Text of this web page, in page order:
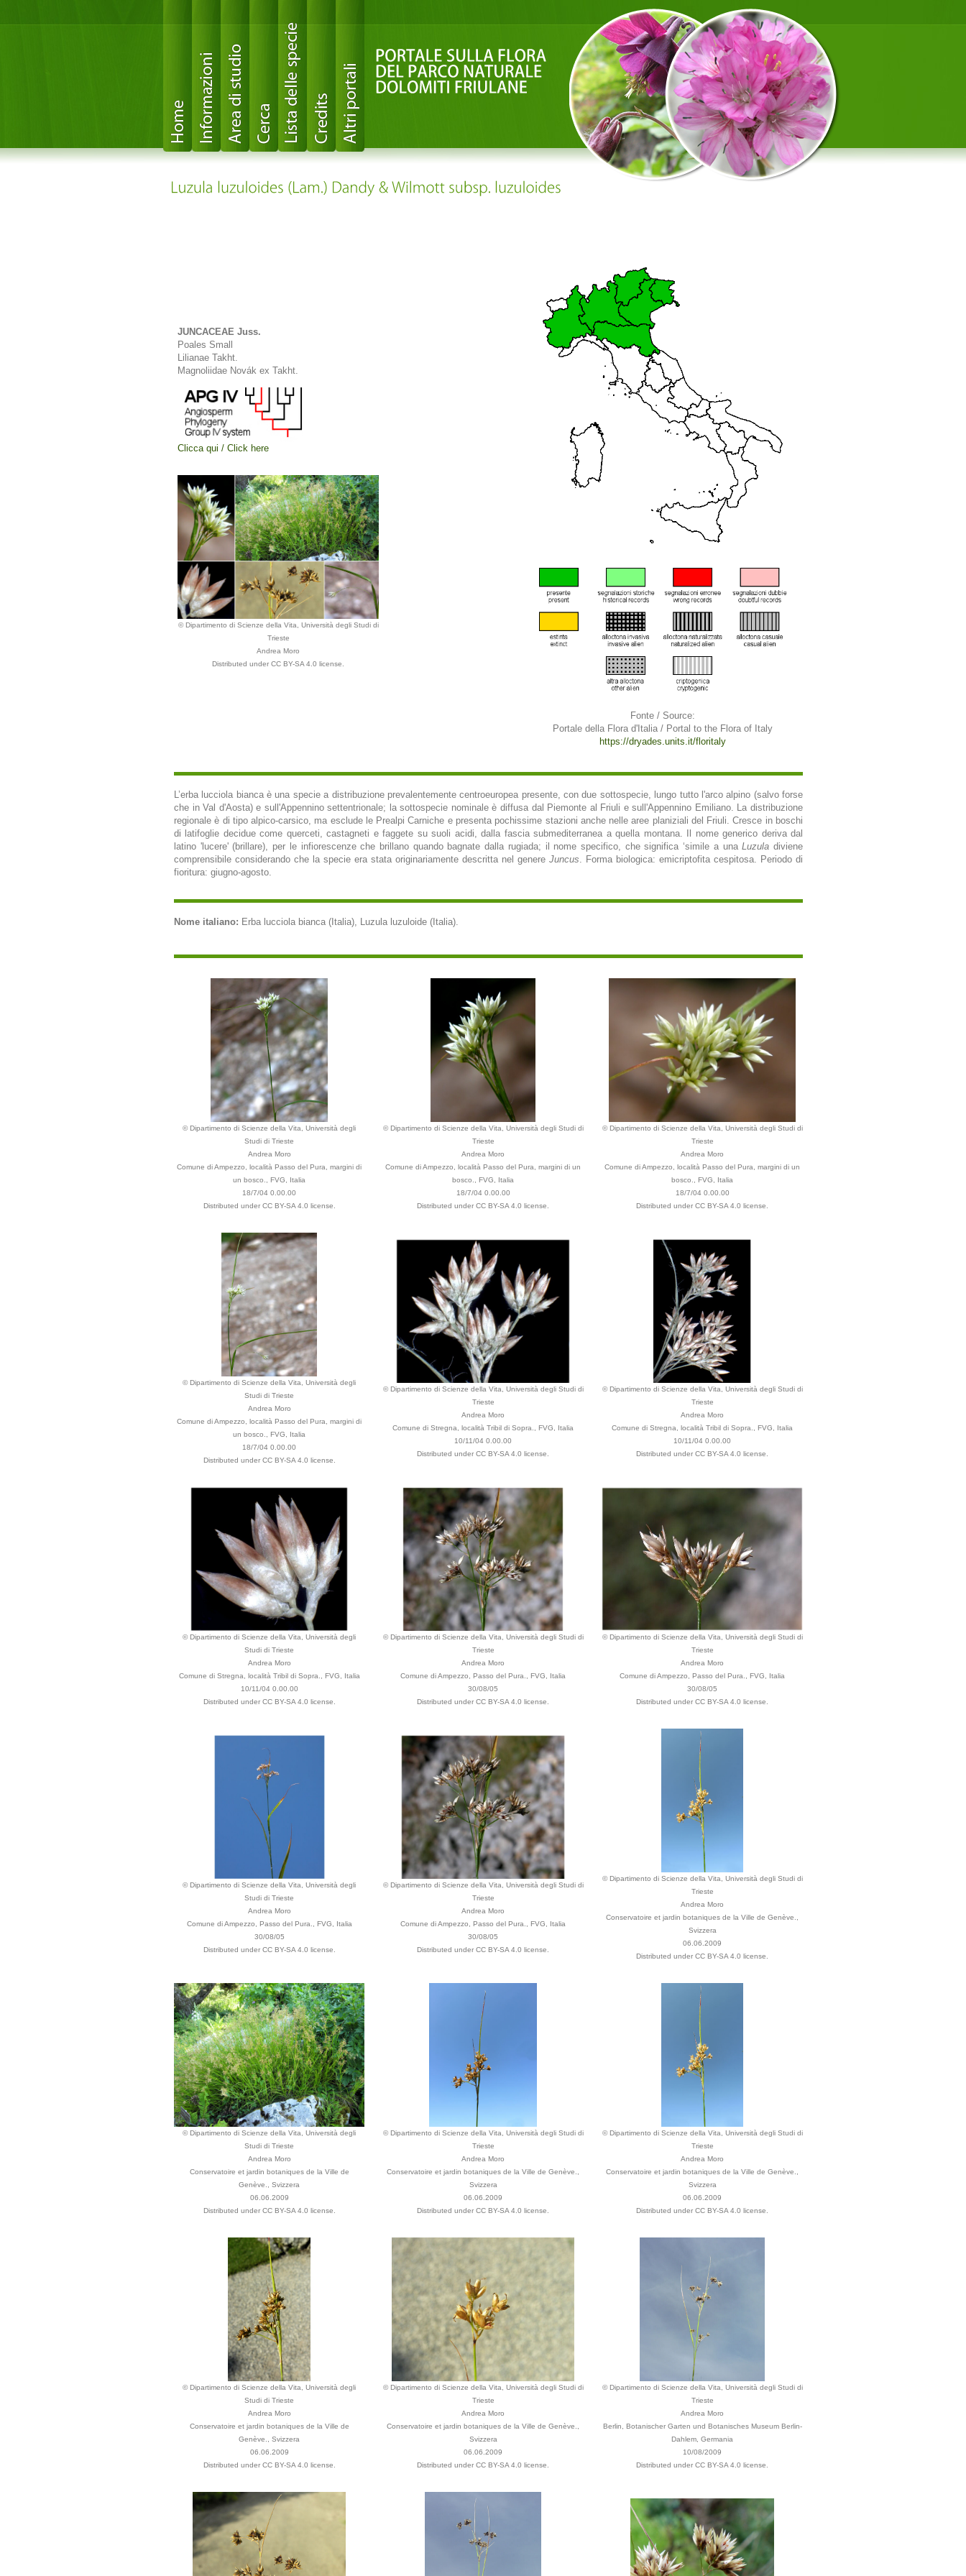
JUNCACEAE Juss.
Poales Small
Lilianae Takht.
Magnoliidae Novák ex Takht.
Clicca qui / Click here
© Dipartimento di Scienze della Vita, Università degli Studi di
Trieste
Andrea Moro
Distributed under CC BY-SA 4.0 license.
Fonte / Source:
Portale della Flora d'Italia / Portal to the Flora of Italy
https://dryades.units.it/floritaly
L’erba lucciola bianca è una specie a distribuzione prevalentemente centroeuropea presente, con due sottospecie, lungo tutto l'arco alpino (salvo forse
che in Val d'Aosta) e sull'Appennino settentrionale; la sottospecie nominale è diffusa dal Piemonte al Friuli e sull'Appennino Emiliano. La distribuzione
regionale è di tipo alpico-carsico, ma esclude le Prealpi Carniche e presenta pochissime stazioni anche nelle aree planiziali del Friuli. Cresce in boschi
di latifoglie decidue come querceti, castagneti e faggete su suoli acidi, dalla fascia submediterranea a quella montana. Il nome generico deriva dal
latino 'lucere' (brillare), per le infiorescenze che brillano quando bagnate dalla rugiada; il nome specifico, che significa ‘simile a unaLuzula diviene
comprensibile considerando che la specie era stata originariamente descritta nel genere Juncus. Forma biologica: emicriptofita cespitosa. Periodo di
fioritura: giugno-agosto.
Nome italiano: Erba lucciola bianca (Italia), Luzula luzuloide (Italia).
© Dipartimento di Scienze della Vita, Università degli
Studi di Trieste
Andrea Moro
Comune di Ampezzo, località Passo del Pura, margini di
un bosco., FVG, Italia
18/7/04 0.00.00
Distributed under CC BY-SA 4.0 license.
© Dipartimento di Scienze della Vita, Università degli Studi di
Trieste
Andrea Moro
Comune di Ampezzo, località Passo del Pura, margini di un
bosco., FVG, Italia
18/7/04 0.00.00
Distributed under CC BY-SA 4.0 license.
© Dipartimento di Scienze della Vita, Università degli Studi di
Trieste
Andrea Moro
Comune di Ampezzo, località Passo del Pura, margini di un
bosco., FVG, Italia
18/7/04 0.00.00
Distributed under CC BY-SA 4.0 license.
© Dipartimento di Scienze della Vita, Università degli
Studi di Trieste
Andrea Moro
Comune di Ampezzo, località Passo del Pura, margini di
un bosco., FVG, Italia
18/7/04 0.00.00
Distributed under CC BY-SA 4.0 license.
© Dipartimento di Scienze della Vita, Università degli Studi di
Trieste
Andrea Moro
Comune di Stregna, località Tribil di Sopra., FVG, Italia
10/11/04 0.00.00
Distributed under CC BY-SA 4.0 license.
© Dipartimento di Scienze della Vita, Università degli Studi di
Trieste
Andrea Moro
Comune di Stregna, località Tribil di Sopra., FVG, Italia
10/11/04 0.00.00
Distributed under CC BY-SA 4.0 license.
© Dipartimento di Scienze della Vita, Università degli
Studi di Trieste
Andrea Moro
Comune di Stregna, località Tribil di Sopra., FVG, Italia
10/11/04 0.00.00
Distributed under CC BY-SA 4.0 license.
© Dipartimento di Scienze della Vita, Università degli Studi di
Trieste
Andrea Moro
Comune di Ampezzo, Passo del Pura., FVG, Italia
30/08/05
Distributed under CC BY-SA 4.0 license.
© Dipartimento di Scienze della Vita, Università degli Studi di
Trieste
Andrea Moro
Comune di Ampezzo, Passo del Pura., FVG, Italia
30/08/05
Distributed under CC BY-SA 4.0 license.
© Dipartimento di Scienze della Vita, Università degli
Studi di Trieste
Andrea Moro
Comune di Ampezzo, Passo del Pura., FVG, Italia
30/08/05
Distributed under CC BY-SA 4.0 license.
© Dipartimento di Scienze della Vita, Università degli Studi di
Trieste
Andrea Moro
Comune di Ampezzo, Passo del Pura., FVG, Italia
30/08/05
Distributed under CC BY-SA 4.0 license.
© Dipartimento di Scienze della Vita, Università degli Studi di
Trieste
Andrea Moro
Conservatoire et jardin botaniques de la Ville de Genève.,
Svizzera
06.06.2009
Distributed under CC BY-SA 4.0 license.
© Dipartimento di Scienze della Vita, Università degli
Studi di Trieste
Andrea Moro
Conservatoire et jardin botaniques de la Ville de
Genève., Svizzera
06.06.2009
Distributed under CC BY-SA 4.0 license.
© Dipartimento di Scienze della Vita, Università degli Studi di
Trieste
Andrea Moro
Conservatoire et jardin botaniques de la Ville de Genève.,
Svizzera
06.06.2009
Distributed under CC BY-SA 4.0 license.
© Dipartimento di Scienze della Vita, Università degli Studi di
Trieste
Andrea Moro
Conservatoire et jardin botaniques de la Ville de Genève.,
Svizzera
06.06.2009
Distributed under CC BY-SA 4.0 license.
© Dipartimento di Scienze della Vita, Università degli
Studi di Trieste
Andrea Moro
Conservatoire et jardin botaniques de la Ville de
Genève., Svizzera
06.06.2009
Distributed under CC BY-SA 4.0 license.
© Dipartimento di Scienze della Vita, Università degli Studi di
Trieste
Andrea Moro
Conservatoire et jardin botaniques de la Ville de Genève.,
Svizzera
06.06.2009
Distributed under CC BY-SA 4.0 license.
© Dipartimento di Scienze della Vita, Università degli Studi di
Trieste
Andrea Moro
Berlin, Botanischer Garten und Botanisches Museum Berlin-
Dahlem, Germania
10/08/2009
Distributed under CC BY-SA 4.0 license.